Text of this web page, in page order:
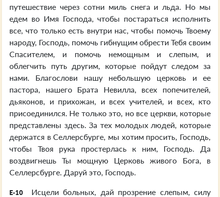
путешествие через сотни миль снега и льда. Но мы
едем во Имя Господа, чтобы постараться исполнить
все, что только есть внутри нас, чтобы помочь Твоему
народу, Господь, помочь гибнущим обрести Тебя своим
Спасителем, и помочь немощным и слепым, и
облегчить путь другим, которые пойдут следом за
нами. Благослови нашу небольшую церковь и ее
пастора, нашего Брата Невилла, всех попечителей,
дьяконов, и прихожан, и всех учителей, и всех, кто
присоединился. Не только это, но все церкви, которые
представлены здесь. За тех молодых людей, которые
держатся в Селлерсбурге, мы хотим просить, Господь,
чтобы Твоя рука простерлась к ним, Господь. Да
воздвигнешь Ты мощную Церковь живого Бога, в
Селлерсбурге. Даруй это, Господь.
E-10
Исцели больных, дай прозрение слепым, силу